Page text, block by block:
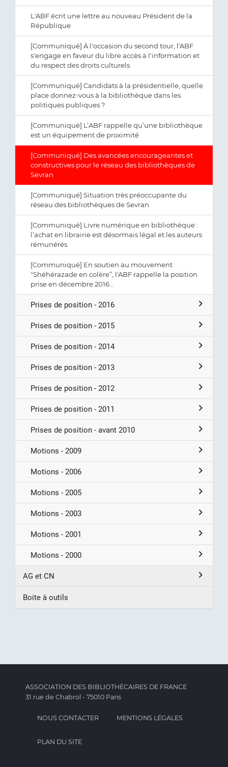
L'ABF écrit une lettre au nouveau Président de la
République
[Communiqué] À l'occasion du second tour, l'ABF
s'engage en faveur du libre accès à l'information et
du respect des droits culturels
[Communiqué] Candidats à la présidentielle, quelle
place donnez-vous à la bibliothèque dans les
politiques publiques ?
[Communiqué] L’ABF rappelle qu’une bibliothèque
est un équipement de proximité
[Communiqué] Des avancées encourageantes et
constructives pour le réseau des bibliothèques de
Sevran
[Communiqué] Situation très préoccupante du
réseau des bibliothèques de Sevran
[Communiqué] Livre numérique en bibliothèque :
l’achat en librairie est désormais légal et les auteurs
rémunérés
[Communiqué] En soutien au mouvement
"Shéhérazade en colère”, l'ABF rappelle la position
prise en décembre 2016...
Prises de position - 2016
Prises de position - 2015
Prises de position - 2014
Prises de position - 2013
Prises de position - 2012
Prises de position - 2011
Prises de position - avant 2010
Motions - 2009
Motions - 2006
Motions - 2005
Motions - 2003
Motions - 2001
Motions - 2000
AG et CN
Boite à outils
ASSOCIATION DES BIBLIOTHÉCAIRES DE FRANCE
31 rue de Chabrol - 75010 Paris
NOUS CONTACTER MENTIONS LÉGALES
PLAN DU SITE